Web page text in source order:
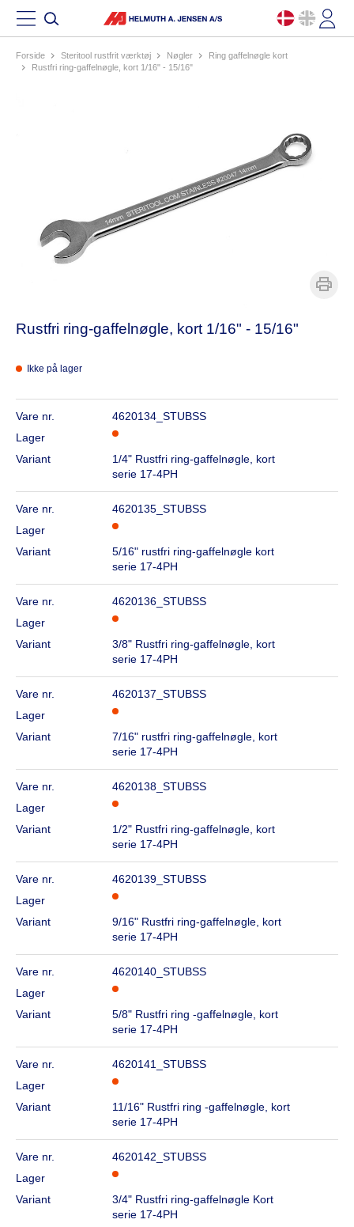
Forside steritool rustfrit værktøj nøgler
ring gaffelnøgle kort
rustfri ring-gaffelnøgle, kort 1/16" - 15/16"
Rustfri ring-gaffelnøgle, kort 1/16" - 15/16"
Ikke på lager
Vare nr.
4620134_STUBSS
Lager
Variant
1/4" Rustfri ring-gaffelnøgle, kort
serie 17-4PH
Vare nr.
4620135_STUBSS
Lager
Variant
5/16" rustfri ring-gaffelnøgle kort
serie 17-4PH
Vare nr.
4620136_STUBSS
Lager
Variant
3/8" Rustfri ring-gaffelnøgle, kort
serie 17-4PH
Vare nr.
4620137_STUBSS
Lager
Variant
7/16" rustfri ring-gaffelnøgle, kort
serie 17-4PH
Vare nr.
4620138_STUBSS
Lager
Variant
1/2" Rustfri ring-gaffelnøgle, kort
serie 17-4PH
Vare nr.
4620139_STUBSS
Lager
Variant
9/16" Rustfri ring-gaffelnøgle, kort
serie 17-4PH
Vare nr.
4620140_STUBSS
Lager
Variant
5/8" Rustfri ring -gaffelnøgle, kort
serie 17-4PH
Vare nr.
4620141_STUBSS
Lager
Variant
11/16" Rustfri ring -gaffelnøgle, kort
serie 17-4PH
Vare nr.
4620142_STUBSS
Lager
Variant
3/4" Rustfri ring-gaffelnøgle Kort
serie 17-4PH